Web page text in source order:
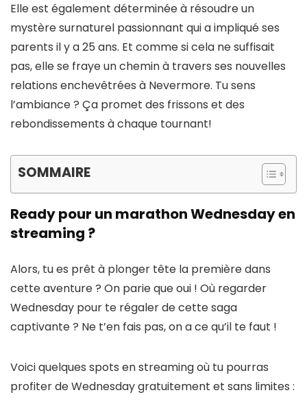
Elle est également déterminée à résoudre un
mystère surnaturel passionnant qui a impliqué ses
parents il y a 25 ans. Et comme si cela ne suffisait
pas, elle se fraye un chemin à travers ses nouvelles
relations enchevêtrées à Nevermore. Tu sens
l’ambiance ? Ça promet des frissons et des
rebondissements à chaque tournant!
SOMMAIRE
Ready pour un marathon Wednesday en
streaming ?
Alors, tu es prêt à plonger tête la première dans
cette aventure ? On parie que oui ! Où regarder
Wednesday pour te régaler de cette saga
captivante ? Ne t’en fais pas, on a ce qu’il te faut !
Voici quelques spots en streaming où tu pourras
profiter de Wednesday gratuitement et sans limites :